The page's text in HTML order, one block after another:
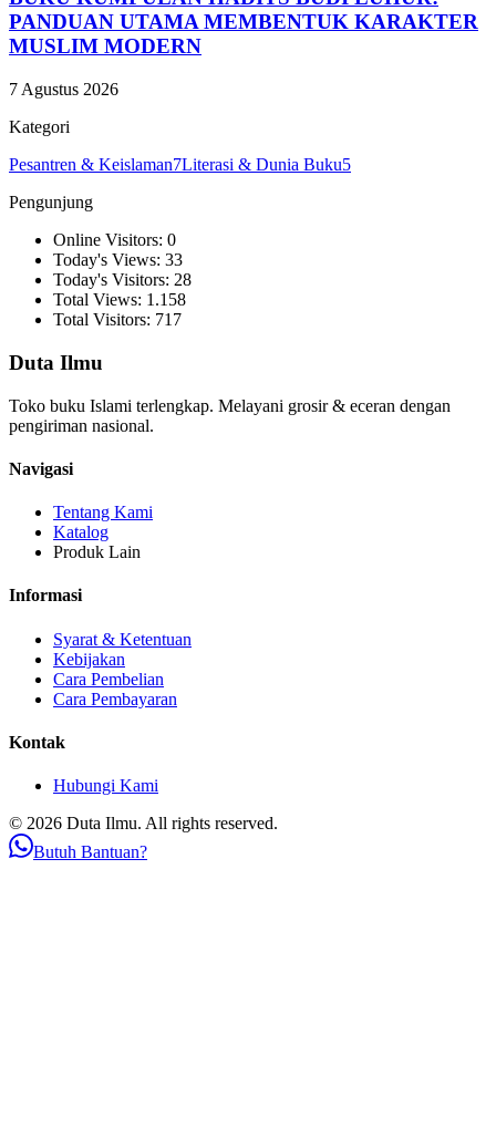
PANDUAN UTAMA MEMBENTUK KARAKTER
MUSLIM MODERN
7 Agustus 2026
Kategori
Pesantren & Keislaman7Literasi & Dunia Buku5
Pengunjung
Online Visitors: 0
Today's Views: 33
Today's Visitors: 28
Total Views: 1.158
Total Visitors: 717
Duta Ilmu
Toko buku Islami terlengkap. Melayani grosir & eceran dengan
pengiriman nasional.
Navigasi
Tentang Kami
Katalog
Produk Lain
Informasi
Syarat & Ketentuan
Kebijakan
Cara Pembelian
Cara Pembayaran
Kontak
Hubungi Kami
© 2026 Duta Ilmu. All rights reserved.
Butuh Bantuan?